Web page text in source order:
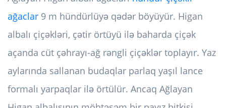
ağaclar 9 m hündürlüyə qədər böyüyür. Higan
albalı çiçəkləri, çətir örtüyü ilə baharda çiçək
açanda cüt çəhrayı-ağ rəngli çiçəklər toplayır. Yaz
aylarında sallanan budaqlar parlaq yaşıl lance
formalı yarpaqlar ilə örtülür. Ancaq Ağlayan